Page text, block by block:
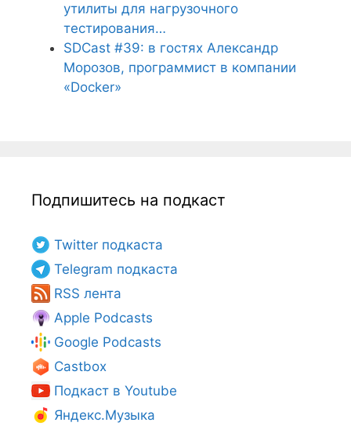
утилиты для нагрузочного
тестирования…
SDCast #39: в гостях Александр
Морозов, программист в компании
«Docker»
Подпишитесь на подкаст
Twitter подкаста
Telegram подкаста
RSS лента
Apple Podcasts
Google Podcasts
Castbox
Подкаст в Youtube
Яндекс.Музыка